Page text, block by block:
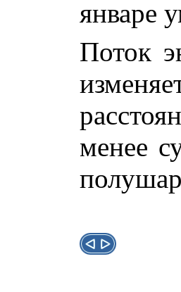
январе
Поток
менее